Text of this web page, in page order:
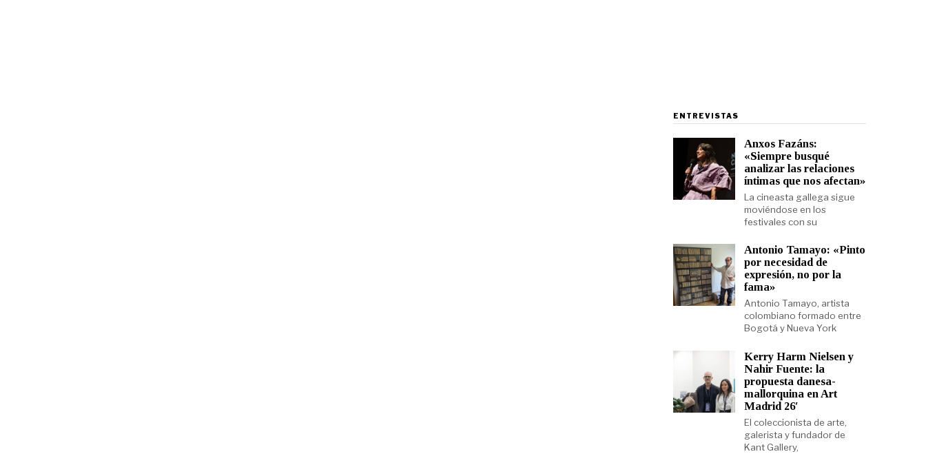
ENTREVISTAS
Anxos Fazáns:
«Siempre busqué
analizar las relaciones
íntimas que nos afectan»
La cineasta gallega sigue
moviéndose en los
festivales con su
Antonio Tamayo: «Pinto
por necesidad de
expresión, no por la
fama»
Antonio Tamayo, artista
colombiano formado entre
Bogotá y Nueva York
Kerry Harm Nielsen y
Nahir Fuente: la
propuesta danesa-
mallorquina en Art
Madrid 26′
El coleccionista de arte,
galerista y fundador de
Kant Gallery,